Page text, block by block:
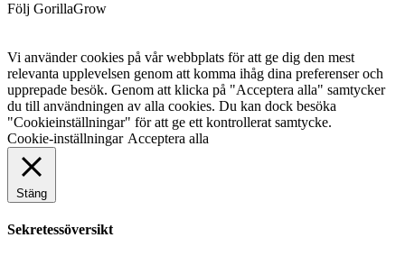
Följ GorillaGrow
Vi använder cookies på vår webbplats för att ge dig den mest
relevanta upplevelsen genom att komma ihåg dina preferenser och
upprepade besök. Genom att klicka på "Acceptera alla" samtycker
du till användningen av alla cookies. Du kan dock besöka
"Cookieinställningar" för att ge ett kontrollerat samtycke.
Cookie-inställningar Acceptera alla
Stäng
Sekretessöversikt